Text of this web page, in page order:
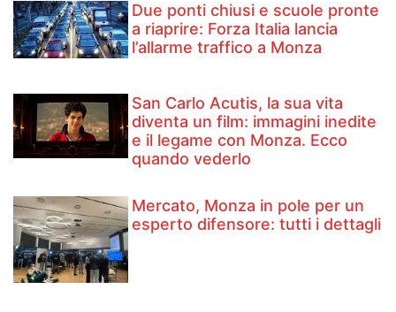
Due ponti chiusi e scuole pronte
a riaprire: Forza Italia lancia
l’allarme traffico a Monza
San Carlo Acutis, la sua vita
diventa un film: immagini inedite
e il legame con Monza. Ecco
quando vederlo
Mercato, Monza in pole per un
esperto difensore: tutti i dettagli